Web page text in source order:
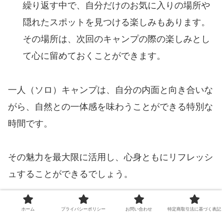
繰り返す中で、自分だけのお気に入りの場所や
隠れたスポットを見つける楽しみもあります。
その場所は、次回のキャンプの際の楽しみとし
て心に留めておくことができます。
一人（ソロ）キャンプは、自分の内面と向き合いな
がら、自然との一体感を味わうことができる特別な
時間です。
その魅力を最大限に活用し、心身ともにリフレッシ
ュすることができるでしょう。
ホーム プライバシーポリシー お問い合わせ 特定商取引法に基づく表記